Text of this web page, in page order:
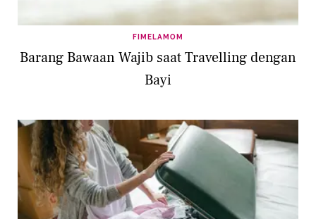
FIMELAMOM
Barang Bawaan Wajib saat Travelling dengan
Bayi